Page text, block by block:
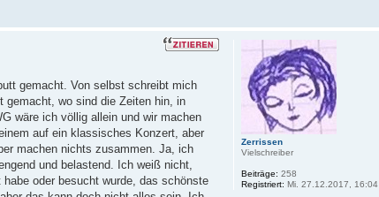
gemacht. Von selbst schreibt mich
gemacht, wo sind die Zeiten hin, in
wäre ich völlig allein und wir machen
auf ein klassisches Konzert, aber
machen nichts zusammen. Ja, ich
und belastend. Ich weiß nicht,
oder besucht wurde, das schönste
Zerrissen
Vielschreiber
Beiträge: 258
Registriert: Mi. 27.12.2017, 16:04